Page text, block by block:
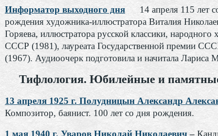
Информатор выходного дня
14 апреля 115 лет
рождения художника-иллюстратора Виталия
Горяева, иллюстратора русской классики, народного
СССР (1981), лауреата Государственной премии
(1967). Аудиоочерк подготовила и начитала Лариса
Тифлология. Юбилейные и
13 апреля 1925 г. Полудницын Александр
Композитор, баянист. 100 лет со дня рождения.
1 мая 1940 г. Уваров Николай Николаевич–